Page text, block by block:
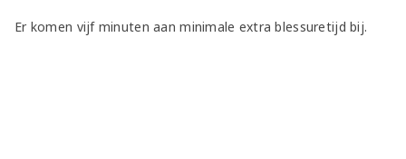
Er komen vijf minuten aan minimale extra blessuretijd bij.